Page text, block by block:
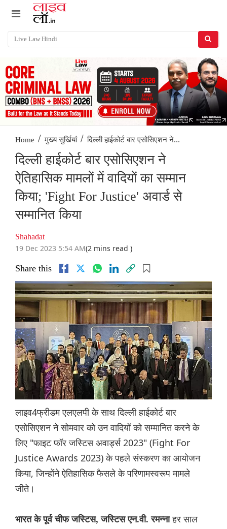
Home / मुख्य सुर्खियां / दिल्ली हाईकोर्ट बार एसोसिएशन ने...
दिल्ली हाईकोर्ट बार एसोसिएशन ने
ऐतिहासिक मामलों में वादियों का सम्मान
किया; 'Fight For Justice' अवार्ड से
सम्मानित किया
Shahadat
19 Dec 2023 5:54 AM(2 mins read )
Share this
लाइव4फ्रीडम एलएलपी के साथ दिल्ली हाईकोर्ट बार
एसोसिएशन ने सोमवार को उन वादियों को सम्मानित करने के
लिए "फाइट फॉर जस्टिस अवार्ड्स 2023" (Fight For
Justice Awards 2023) के पहले संस्करण का आयोजन
किया, जिन्होंने ऐतिहासिक फैसले के परिणामस्वरूप मामले
जीते।
भारत के पूर्व चीफ जस्टिस, जस्टिस एन.वी. रमन्नाहर साल